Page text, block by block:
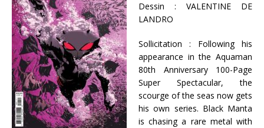
Dessin : VALENTINE DE
LANDRO
Sollicitation : Following his
appearance in the Aquaman
80th Anniversary 100-Page
Super Spectacular, the
scourge of the seas now gets
his own series. Black Manta
is chasing a rare metal with